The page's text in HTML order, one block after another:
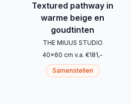
Textured pathway in
warme beige en
goudtinten
THE MIUUS STUDIO
40x60 cm v.a. €181,-
Samenstellen